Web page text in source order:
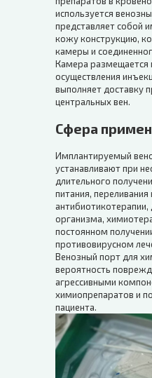
используется
представляет собой
кожу конструкцию,
камеры и
Камера размещается
осуществления
выполняет доставку
центральных вен.
Сфера
Имплантируемый
устанавливают при
длительного
питания, переливания
антибиотикотерапии,
организма,
постоянном
противовирусном
Венозный порт для
вероятность
агрессивными
химиопрепаратов и
пациента.